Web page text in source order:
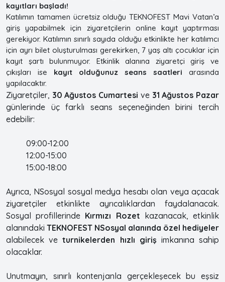
kayıtları başladı!
Katılımın tamamen ücretsiz olduğu TEKNOFEST Mavi Vatan’a
giriş yapabilmek için ziyaretçilerin online kayıt yaptırması
gerekiyor. Katılımın sınırlı sayıda olduğu etkinlikte her katılımcı
için ayrı bilet oluşturulması gerekirken, 7 yaş altı çocuklar için
kayıt şartı bulunmuyor. Etkinlik alanına ziyaretçi giriş ve
çıkışları ise kayıt olduğunuz seans saatleri arasında
yapılacaktır.
Ziyaretçiler, 30 Ağustos Cumartesi ve 31 Ağustos Pazar
günlerinde üç farklı seans seçeneğinden birini tercih
edebilir:
09:00-12:00
12:00-15:00
15:00-18:00
Ayrıca, NSosyal sosyal medya hesabı olan veya açacak
ziyaretçiler etkinlikte ayrıcalıklardan faydalanacak.
Sosyal profillerinde Kırmızı Rozet kazanacak, etkinlik
alanındaki TEKNOFEST NSosyal alanında özel hediyeler
alabilecek veturnikelerden hızlı girişimkanına sahip
olacaklar.
Unutmayın, sınırlı kontenjanla gerçekleşecek bu eşsiz